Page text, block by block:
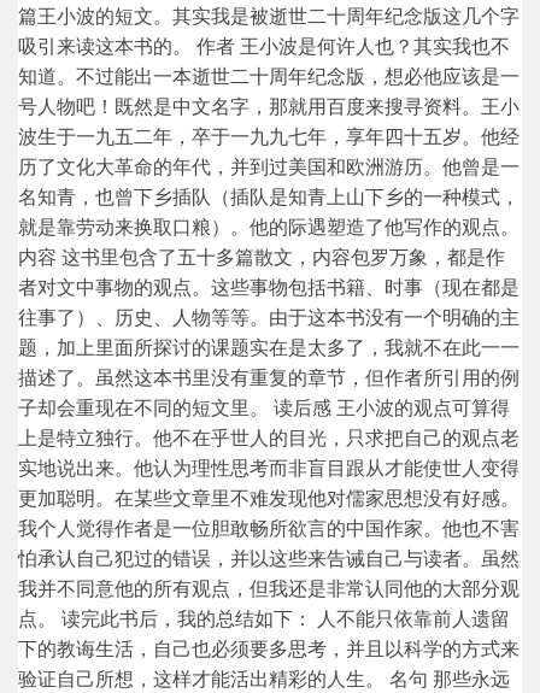
篇王小波的短文。其实我是被逝世二十周年纪念版这几个字
吸引来读这本书的。 作者 王小波是何许人也？其实我也不
知道。不过能出一本逝世二十周年纪念版，想必他应该是一
号人物吧！既然是中文名字，那就用百度来搜寻资料。王小
波生于一九五二年，卒于一九九七年，享年四十五岁。他经
历了文化大革命的年代，并到过美国和欧洲游历。他曾是一
名知青，也曾下乡插队（插队是知青上山下乡的一种模式，
就是靠劳动来换取口粮）。他的际遇塑造了他写作的观点。
内容 这书里包含了五十多篇散文，内容包罗万象，都是作
者对文中事物的观点。这些事物包括书籍、时事（现在都是
往事了）、历史、人物等等。由于这本书没有一个明确的主
题，加上里面所探讨的课题实在是太多了，我就不在此一一
描述了。虽然这本书里没有重复的章节，但作者所引用的例
子却会重现在不同的短文里。 读后感 王小波的观点可算得
上是特立独行。他不在乎世人的目光，只求把自己的观点老
实地说出来。他认为理性思考而非盲目跟从才能使世人变得
更加聪明。在某些文章里不难发现他对儒家思想没有好感。
我个人觉得作者是一位胆敢畅所欲言的中国作家。他也不害
怕承认自己犯过的错误，并以这些来告诫自己与读者。虽然
我并不同意他的所有观点，但我还是非常认同他的大部分观
点。 读完此书后，我的总结如下： 人不能只依靠前人遗留
下的教诲生活，自己也必须要多思考，并且以科学的方式来
验证自己所想，这样才能活出精彩的人生。 名句 那些永远